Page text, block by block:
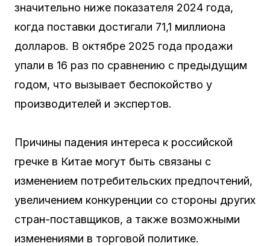
значительно ниже показателя 2024 года,
когда поставки достигали 71,1 миллиона
долларов. В октябре 2025 года продажи
упали в 16 раз по сравнению с предыдущим
годом, что вызывает беспокойство у
производителей и экспертов.
Причины падения интереса к российской
гречке в Китае могут быть связаны с
изменением потребительских предпочтений,
увеличением конкуренции со стороны других
стран-поставщиков, а также возможными
изменениями в торговой политике.